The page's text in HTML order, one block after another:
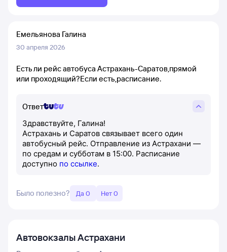
Емельянова Галина
30 апреля 2026
Есть ли рейс автобуса Астрахань-Саратов,прямой
или проходящий?Если есть,расписание.
Ответ
Здравствуйте, Галина!
Астрахань и Саратов связывает всего один
автобусный рейс. Отправление из Астрахани —
по средам и субботам в 15:00. Расписание
доступно по ссылке.
Было полезно? Да 0 Нет 0
АвтовокзалыАстрахани